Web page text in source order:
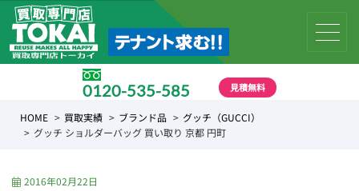
0120-535-585 見積無料
HOME 買取実績 ブランド品
グッチ（GUCCI）
グッチ ショルダーバッグ 買い取り 京都 円町
2016年02月22日